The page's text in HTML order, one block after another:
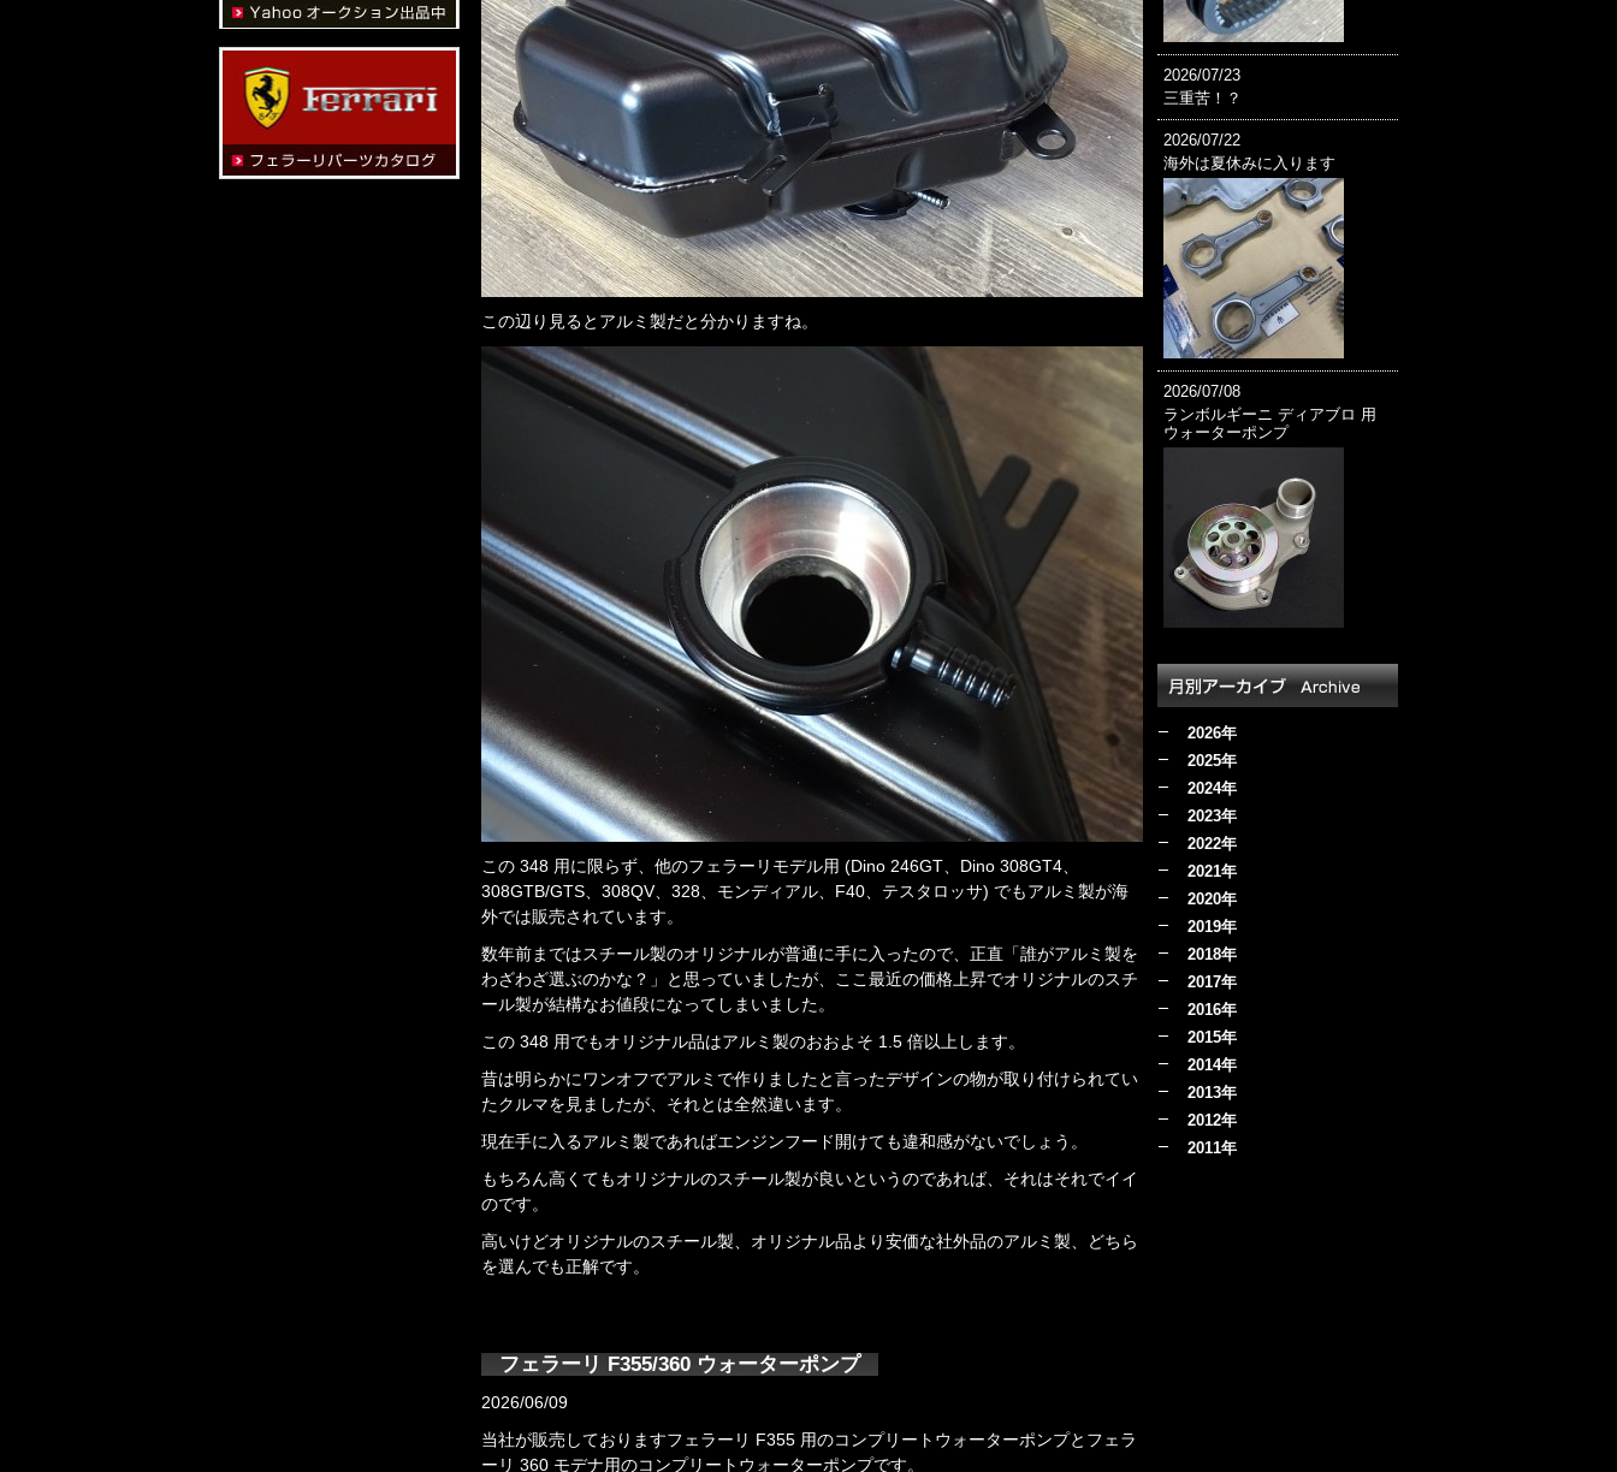
この辺り見るとアルミ製だと分かりますね。
この 348 用に限らず、他のフェラーリモデル用 (Dino 246GT、Dino 308GT4、
308GTB/GTS、308QV、328、モンディアル、F40、テスタロッサ) でもアルミ製が海
外では販売されています。
数年前まではスチール製のオリジナルが普通に手に入ったので、正直「誰がアルミ製を
わざわざ選ぶのかな？」と思っていましたが、ここ最近の価格上昇でオリジナルのスチ
ール製が結構なお値段になってしまいました。
この 348 用でもオリジナル品はアルミ製のおおよそ 1.5 倍以上します。
昔は明らかにワンオフでアルミで作りましたと言ったデザインの物が取り付けられてい
たクルマを見ましたが、それとは全然違います。
現在手に入るアルミ製であればエンジンフード開けても違和感がないでしょう。
もちろん高くてもオリジナルのスチール製が良いというのであれば、それはそれでイイ
のです。
高いけどオリジナルのスチール製、オリジナル品より安価な社外品のアルミ製、どちら
を選んでも正解です。
フェラーリ F355/360 ウォーターポンプ
2026/06/09
当社が販売しておりますフェラーリ F355 用のコンプリートウォーターポンプとフェラ
ーリ 360 モデナ用のコンプリートウォーターポンプです。
2026/07/23
三重苦！？
2026/07/22
海外は夏休みに入ります
2026/07/08
ランボルギーニ ディアブロ 用
ウォーターポンプ
2026年
2025年
2024年
2023年
2022年
2021年
2020年
2019年
2018年
2017年
2016年
2015年
2014年
2013年
2012年
2011年